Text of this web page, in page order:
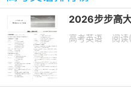
2026步步高
高考英语 阅